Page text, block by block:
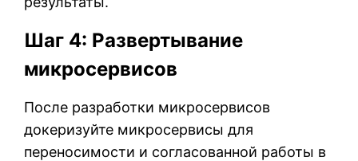
Шаг 4: Развертывание
микросервисов
После разработки микросервисов
докеризуйте микросервисы для
переносимости и согласованной работы в